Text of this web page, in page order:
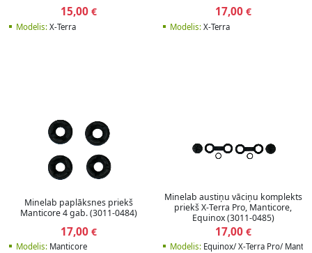
15,00 €
Modelis:X-Terra
17,00€
Modelis: X-Terra
Minelab paplāksnes priekš
Manticore 4 gab. (3011-0484)
17,00 €
Modelis:Manticore
Minelab austiņu vāciņu komplekts
priekš X-Terra Pro, Manticore,
Equinox (3011-0485)
17,00€
Modelis: Equinox/ X-Terra Pro/